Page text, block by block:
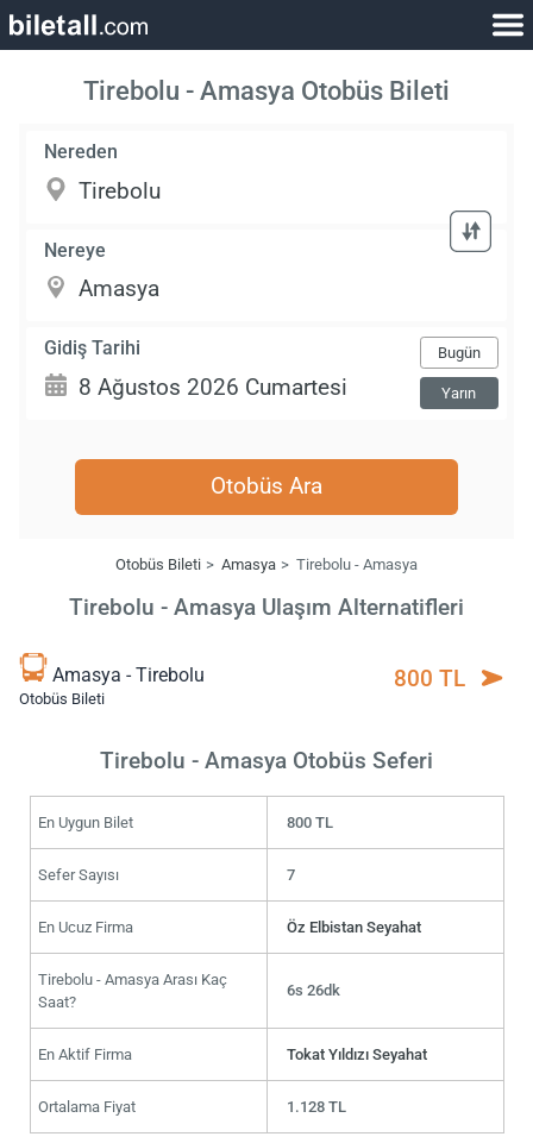
Tirebolu - Amasya Otobüs Bileti
Nereden
Nereye
Gidiş Tarihi Bugün
Yarın
Otobüs Ara
Otobüs Bileti Amasya Tirebolu - Amasya
Tirebolu - Amasya Ulaşım Alternatifleri
Amasya - Tirebolu
Otobüs Bileti
800 TL
Tirebolu - Amasya Otobüs Seferi
En Uygun Bilet 800 TL
Sefer Sayısı 7
En Ucuz Firma Öz Elbistan Seyahat
Tirebolu - Amasya Arası Kaç
Saat?
6s 26dk
En Aktif Firma Tokat Yıldızı Seyahat
Ortalama Fiyat 1.128 TL